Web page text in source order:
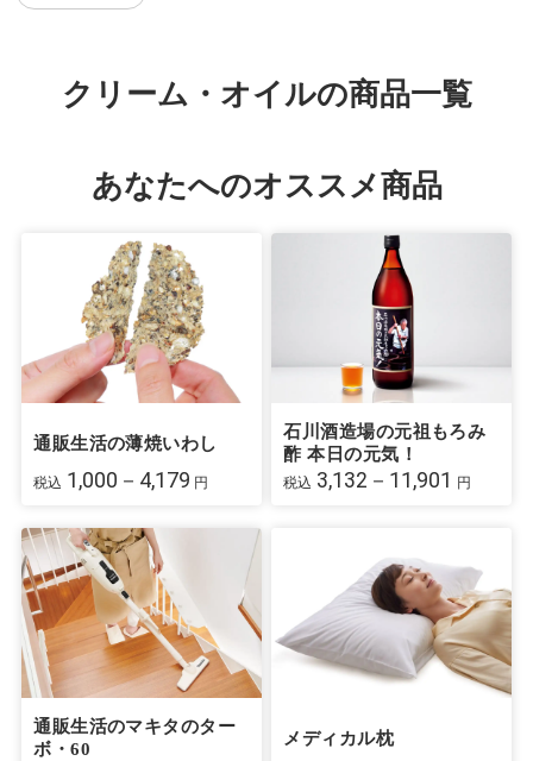
クリーム・オイルの商品一覧
あなたへのオススメ商品
通販生活の薄焼いわし
税込 1,000－4,179 円
石川酒造場の元祖もろみ
酢 本日の元気！
税込 3,132－11,901 円
通販生活のマキタのター
ボ・60
メディカル枕